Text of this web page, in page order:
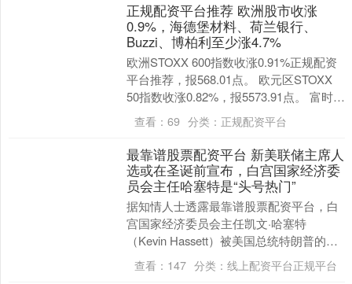
正规配资平台推荐 欧洲股市收涨
0.9%，海德堡材料、荷兰银行、
Buzzi、博柏利至少涨4.7%
欧洲STOXX 600指数收涨0.91%正规配资
平台推荐，报568.01点。 欧元区STOXX
50指数收涨0.82%，报5573.91点。 富时泛
欧绩优300....
查看： 69 分类： 正规配资平台
最靠谱股票配资平台 新美联储主席人
选或在圣诞前宣布，白宫国家经济委
员会主任哈塞特是“头号热门”
据知情人士透露最靠谱股票配资平台，白
宫国家经济委员会主任凯文·哈塞特
（Kevin Hassett）被美国总统特朗普的顾
问和盟友视为下一任美联储主席的领跑
者，遴选....
查看： 147 分类： 线上配资平台正规平台
3900.35 +21.92 +0.57%
14110.12 -34.08 -0.24%